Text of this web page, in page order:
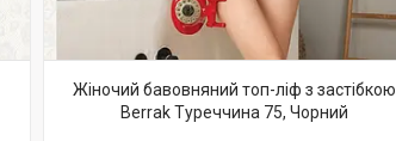
Жіночий бавовняний топ-ліф з застібкою
Berrak Туреччина 75, Чорний